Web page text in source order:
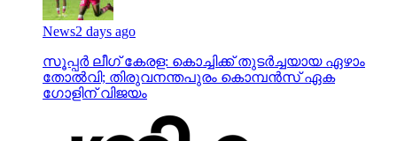
News2 days ago
സൂപ്പര്‍ ലീഗ് കേരള: കൊച്ചിക്ക് തുടര്‍ച്ചയായ ഏഴാം
തോല്‍വി; തിരുവനന്തപുരം കൊമ്പന്‍സ് ഏക
ഗോളിന് വിജയം